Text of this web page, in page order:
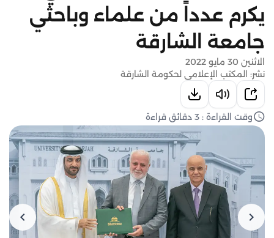
يكرم عدداً من علماء وباحثي
جامعة الشارقة
الاثنين 30 مايو 2022
نشر: المكتب الإعلامي لحكومة الشارقة
وقت القراءة : 3 دقائق قراءة